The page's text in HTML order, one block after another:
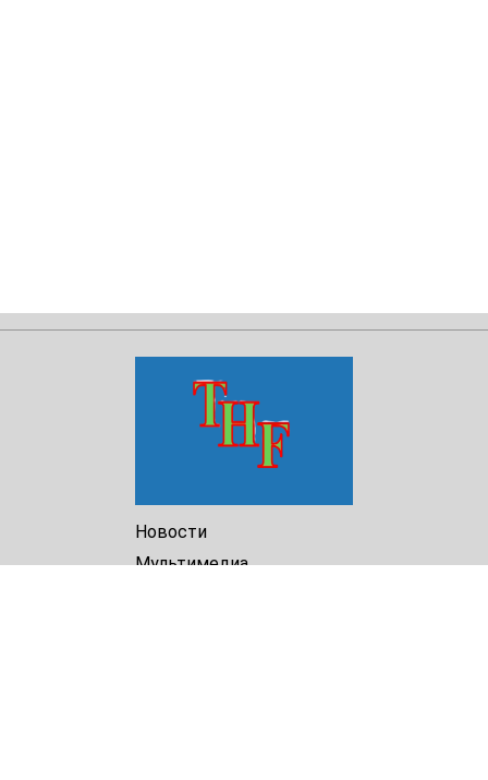
Новости
Мультимедиа